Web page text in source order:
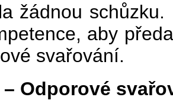
žádnou
aby
svařování.
– Odporové